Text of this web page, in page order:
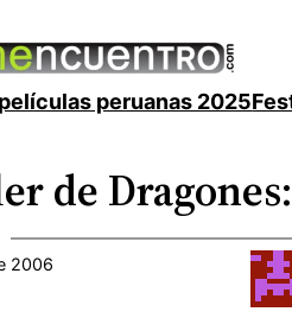
peruanas 2025
de
2006